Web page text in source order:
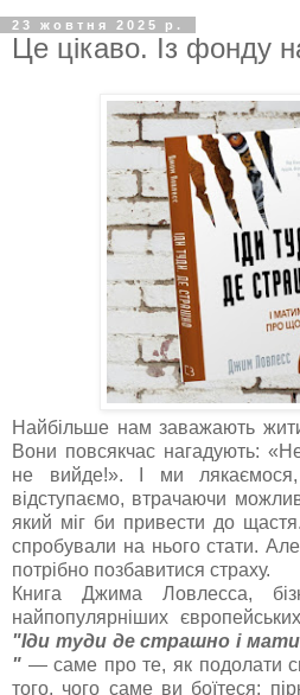
23 жовтня 2025 р.
Це цікаво. Із фонду
Найбільше нам заважають
Вони повсякчас нагадують: «
не вийде!».
І ми
відступаємо, втрачаючи
який міг би привести до
спробували на нього стати.
потрібно позбавитися страху.
Книга Джима Ловлесса,
найпопулярніших
"Іди туди де страшно і
" — саме про те, як подолати
того, чого саме ви боїтеся: